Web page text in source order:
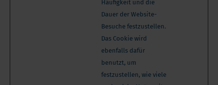
Häufigkeit und die
Dauer der Website-
Besuche festzustellen.
Das Cookie wird
ebenfalls dafür
benutzt, um
festzustellen, wie viele